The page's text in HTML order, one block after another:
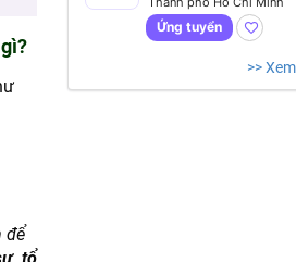
để
Ứng tuyển
>>